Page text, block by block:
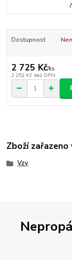
Dostupnost
2 725 Kč/ks
2 252 Kč bez DPH
Zboží
Vzv